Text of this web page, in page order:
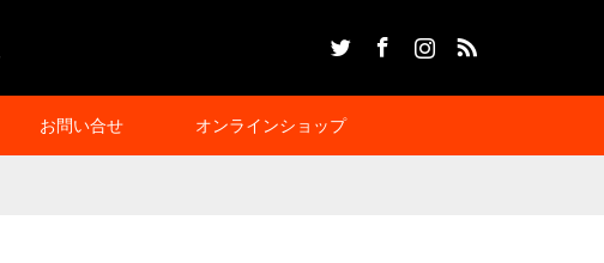
お問い合せ オンラインショップ